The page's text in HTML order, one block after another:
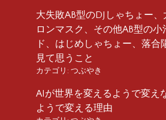
大失敗AB型のDJしゃちょー
ロンマスク、その他AB型の
ド、はじめしゃちょー、落合
見て思うこと
カテゴリ: つぶやき
AIが世界を変えるようで変え
ようで変える理由